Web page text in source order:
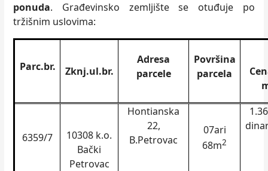
ponuda. Građevinsko zemljište se otuđuje po
tržišnim uslovima:
Parc.br. Zknj.ul.br.
Adresa
parcele
Površina
parcela
6359/7
10308 k.o.
Bački
Petrovac
Hontianska
22,
B.Petrovac
07ari
68m2